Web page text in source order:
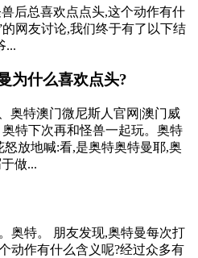
后总喜欢点点头,这个动作有什
网友讨论,我们终于有了以下结
...
为什么喜欢点头?
奥特澳门微尼斯人官网|澳门威
特下次再和怪兽一起玩。奥特
放地喊:看,是奥特奥特曼耶,奥
做...
奥特。 朋友发现,奥特曼每次打
动作有什么含义呢?经过众多有